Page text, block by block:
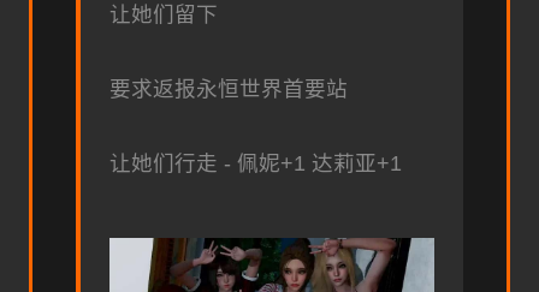
让她们留下
要求返报永恒世界首要站
让她们行走 - 佩妮+1 达莉亚+1